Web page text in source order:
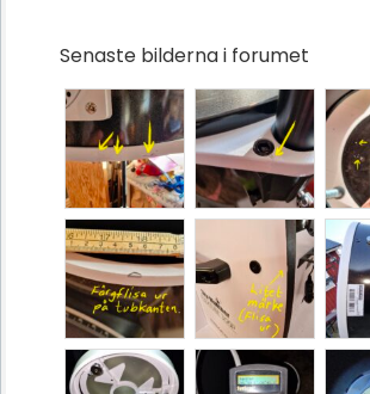
Senaste bilderna i forumet